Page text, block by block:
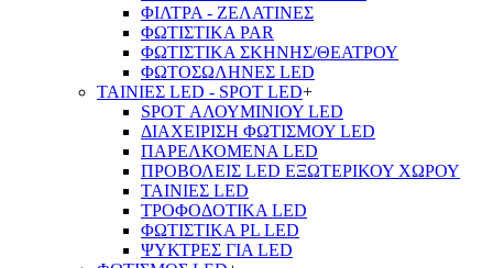
ΦΙΛΤΡΑ - ΖΕΛΑΤΙΝΕΣ
ΦΩΤΙΣΤΙΚΑ PAR
ΦΩΤΙΣΤΙΚΑ ΣΚΗΝΗΣ/ΘΕΑΤΡΟΥ
ΦΩΤΟΣΩΛΗΝΕΣ LED
ΤΑΙΝΙΕΣ LED - SPOT LED+
SPOT ΑΛΟΥΜΙΝΙΟΥ LED
ΔΙΑΧΕΙΡΙΣΗ ΦΩΤΙΣΜΟΥ LED
ΠΑΡΕΛΚΟΜΕΝΑ LED
ΠΡΟΒΟΛΕΙΣ LED ΕΞΩΤΕΡΙΚΟΥ ΧΩΡΟΥ
ΤΑΙΝΙΕΣ LED
ΤΡΟΦΟΔΟΤΙΚΑ LED
ΦΩΤΙΣΤΙΚΑ PL LED
ΨΥΚΤΡΕΣ ΓΙΑ LED